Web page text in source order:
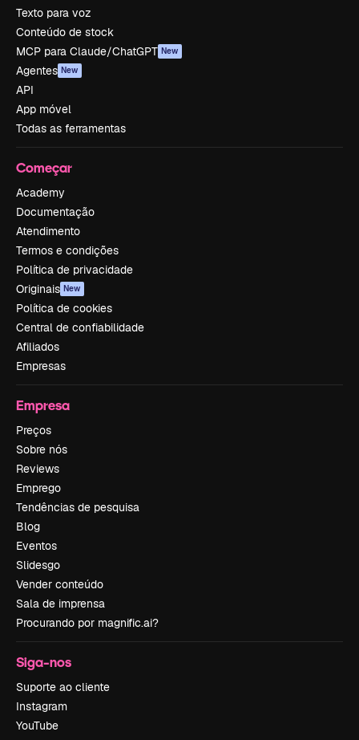
Texto para voz
Conteúdo de stock
MCP para Claude/ChatGPT New
Agentes New
API
App móvel
Todas as ferramentas
Começar
Academy
Documentação
Atendimento
Termos e condições
Política de privacidade
Originais New
Política de cookies
Central de confiabilidade
Afiliados
Empresas
Empresa
Preços
Sobre nós
Reviews
Emprego
Tendências de pesquisa
Blog
Eventos
Slidesgo
Vender conteúdo
Sala de imprensa
Procurando por magnific.ai?
Siga-nos
Suporte ao cliente
Instagram
YouTube